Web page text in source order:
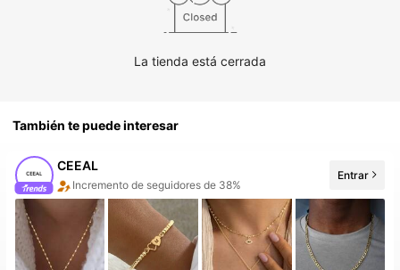
La tienda está cerrada
También te puede interesar
CEEAL
10+ Nuevo
Entrar